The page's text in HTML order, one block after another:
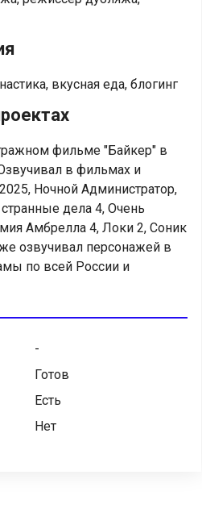
вкусная еда, блогинг
фильме "Байкер" в
в фильмах и
Ночной Администратор,
дела 4, Очень
Амбрелла 4, Локи 2, Соник
озвучивал персонажей в
по всей России и
-
Готов
Есть
Нет